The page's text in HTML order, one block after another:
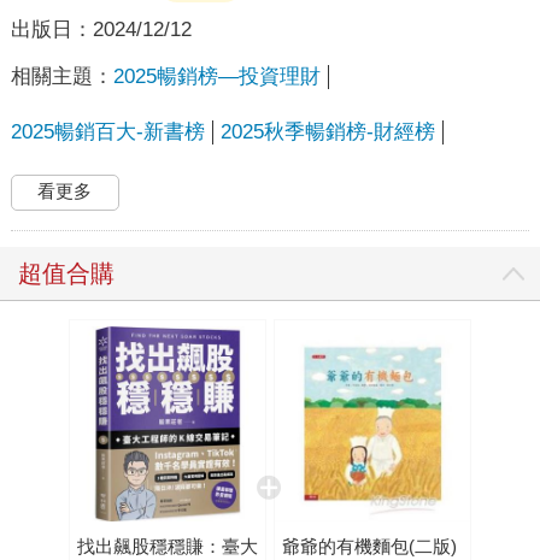
出版日： 2024/12/12
相關主題： 2025暢銷榜—投資理財
2025暢銷百大-新書榜 2025秋季暢銷榜-財經榜
看更多
超值合購
找出飆股穩穩賺：臺大
爺爺的有機麵包(二版)